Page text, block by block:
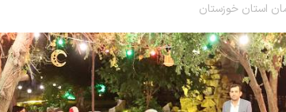
استان خوزستان